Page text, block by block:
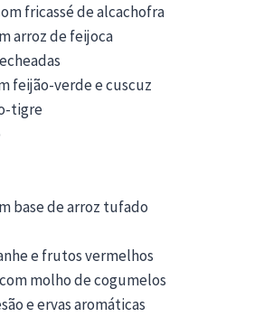
fricassé de alcachofra
arroz de feijoca
feijão-verde e cuscuz
tigre
base de arroz tufado
e frutos vermelhos
molho de cogumelos
e ervas aromáticas